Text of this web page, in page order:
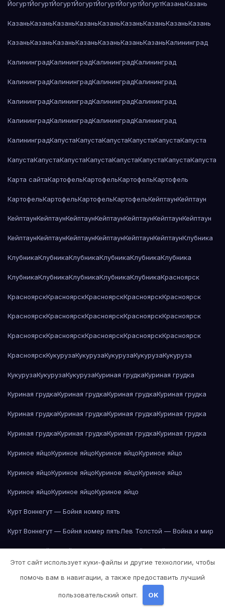
ЙогуртЙогуртЙогуртЙогуртЙогуртЙогуртЙогуртКазаньКазань
КазаньКазаньКазаньКазаньКазаньКазаньКазаньКазаньКазань
КазаньКазаньКазаньКазаньКазаньКазаньКазаньКалининград
КалининградКалининградКалининградКалининград
КалининградКалининградКалининградКалининград
КалининградКалининградКалининградКалининград
КалининградКалининградКалининградКалининград
КалининградКапустаКапустаКапустаКапустаКапустаКапуста
КапустаКапустаКапустаКапустаКапустаКапустаКапустаКапуста
Карта сайтаКартофельКартофельКартофельКартофель
КартофельКартофельКартофельКартофельКейптаунКейптаун
КейптаунКейптаунКейптаунКейптаунКейптаунКейптаунКейптаун
КейптаунКейптаунКейптаунКейптаунКейптаунКейптаунКлубника
КлубникаКлубникаКлубникаКлубникаКлубникаКлубника
КлубникаКлубникаКлубникаКлубникаКлубникаКрасноярск
КрасноярскКрасноярскКрасноярскКрасноярскКрасноярск
КрасноярскКрасноярскКрасноярскКрасноярскКрасноярск
КрасноярскКрасноярскКрасноярскКрасноярскКрасноярск
КрасноярскКукурузаКукурузаКукурузаКукурузаКукуруза
КукурузаКукурузаКукурузаКуриная грудкаКуриная грудка
Куриная грудкаКуриная грудкаКуриная грудкаКуриная грудка
Куриная грудкаКуриная грудкаКуриная грудкаКуриная грудка
Куриная грудкаКуриная грудкаКуриная грудкаКуриная грудка
Куриное яйцоКуриное яйцоКуриное яйцоКуриное яйцо
Куриное яйцоКуриное яйцоКуриное яйцоКуриное яйцо
Куриное яйцоКуриное яйцоКуриное яйцо
Курт Воннегут — Бойня номер пять
Курт Воннегут — Бойня номер пятьЛев Толстой — Война и мир
Лев Толстой — Война и мирЛев Толстой — Война и мир
Этот сайт использует куки-файлы и другие технологии, чтобы
помочь вам в навигации, а также предоставить лучший
пользовательский опыт. OK